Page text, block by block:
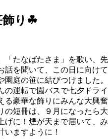
飾り☘
「たなばたさま」を歌い、先
話を聞いて、この日に向けて
庭の笹に結びつけました。
の運転で園バスで七夕ドライ
る豪華な飾りにみんな大興奮
短冊は、９月になったら大
げに！煙が天まで届いて、み
いますように！